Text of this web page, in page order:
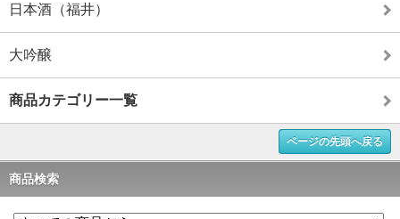
日本酒（福井）
大吟醸
商品カテゴリー一覧
ページの先頭へ戻る
商品検索